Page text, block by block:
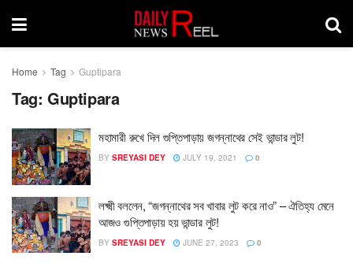
Home Tag Guptipara
Tag: Guptipara
মহামারী রুখে দিল গুপ্তিপাড়ায় জগন্নাথের সেই ভান্ডার লুট!
BY SREYASI DEY JULY 19, 2021 0
লক্ষ্মী বললেন, “জগন্নাথের সব খাবার লুট করে নাও” – ঐতিহ্য মেনে
আজও গুপ্তিপাড়ায় হয় ভান্ডার লুট!
BY SREYASI DEY JUNE 27, 2023 0